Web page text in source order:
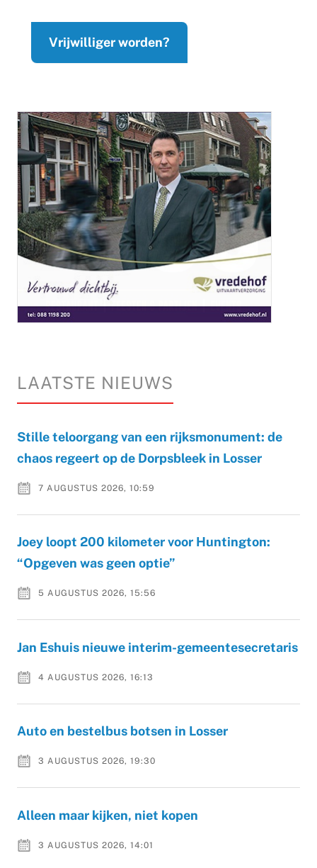
Vrijwilliger worden?
LAATSTE NIEUWS
Stille teloorgang van een rijksmonument: de
chaos regeert op de Dorpsbleek in Losser
7 AUGUSTUS 2026, 10:59
Joey loopt 200 kilometer voor Huntington:
“Opgeven was geen optie”
5 AUGUSTUS 2026, 15:56
Jan Eshuis nieuwe interim-gemeentesecretaris
4 AUGUSTUS 2026, 16:13
Auto en bestelbus botsen in Losser
3 AUGUSTUS 2026, 19:30
Alleen maar kijken, niet kopen
3 AUGUSTUS 2026, 14:01